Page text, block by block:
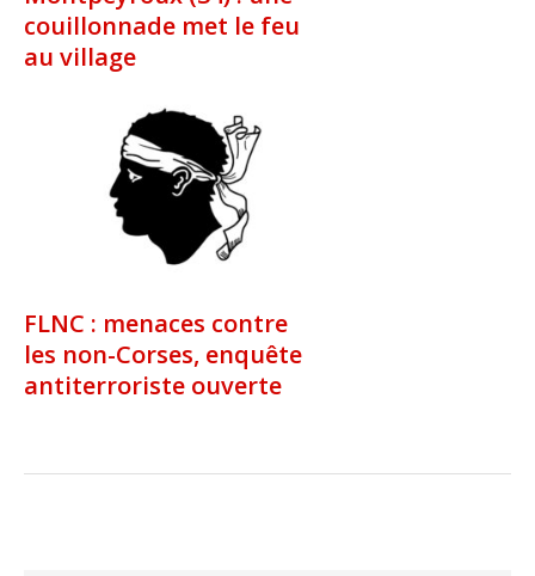
couillonnade met le feu
au village
FLNC : menaces contre
les non-Corses, enquête
antiterroriste ouverte